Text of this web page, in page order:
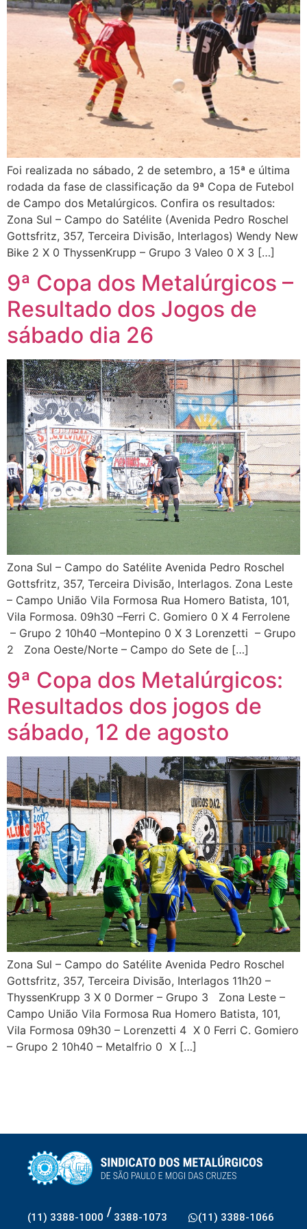
Foi realizada no sábado, 2 de setembro, a 15ª e última
rodada da fase de classificação da 9ª Copa de Futebol
de Campo dos Metalúrgicos. Confira os resultados:
Zona Sul – Campo do Satélite (Avenida Pedro Roschel
Gottsfritz, 357, Terceira Divisão, Interlagos) Wendy New
Bike 2 X 0 ThyssenKrupp – Grupo 3 Valeo 0 X 3 […]
9ª Copa dos Metalúrgicos –
Resultado dos Jogos de
sábado dia 26
Zona Sul – Campo do Satélite Avenida Pedro Roschel
Gottsfritz, 357, Terceira Divisão, Interlagos. Zona Leste
– Campo União Vila Formosa Rua Homero Batista, 101,
Vila Formosa. 09h30 –Ferri C. Gomiero 0 X 4 Ferrolene
– Grupo 2 10h40 –Montepino 0 X 3 Lorenzetti – Grupo
2 Zona Oeste/Norte – Campo do Sete de […]
9ª Copa dos Metalúrgicos:
Resultados dos jogos de
sábado, 12 de agosto
Zona Sul – Campo do Satélite Avenida Pedro Roschel
Gottsfritz, 357, Terceira Divisão, Interlagos 11h20 –
ThyssenKrupp 3 X 0 Dormer – Grupo 3 Zona Leste –
Campo União Vila Formosa Rua Homero Batista, 101,
Vila Formosa 09h30 – Lorenzetti 4 X 0 Ferri C. Gomiero
– Grupo 2 10h40 – Metalfrio 0 X […]
(11) 3388-1000 / 3388-1073 (11) 3388-1066